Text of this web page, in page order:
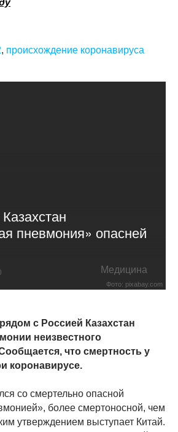
, происхождение коронавируса
пневмония» опасней
Медицина
Фото: pixabay.com
с Россией Казахстан
неизвестного
что смертность у
коронавирусе.
со смертельно опасной
более смертоносной, чем
утверждением выступает Китай.